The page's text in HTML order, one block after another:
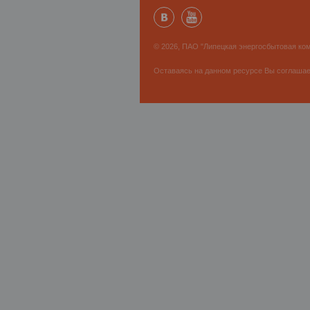
© 2026, ПАО "Липецкая энергосбытовая
Оставаясь на данном ресурсе Вы